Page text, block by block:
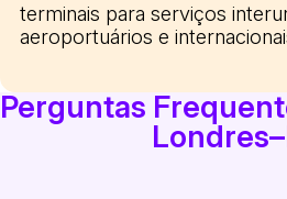
terminais para serviços
aeroportuários e
Perguntas